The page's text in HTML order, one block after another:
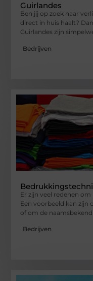
Guirlandes
Ben jij op zoek naar
direct in huis haalt?
Guirlandes zijn
Bedrijven
Er zijn veel redenen
Een voorbeeld kan
of om de
Bedrijven